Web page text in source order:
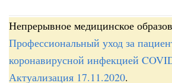
Непрерывное медицинское
Профессиональный уход за
коронавирусной инфекцией
Актуализация 17.11.2020.